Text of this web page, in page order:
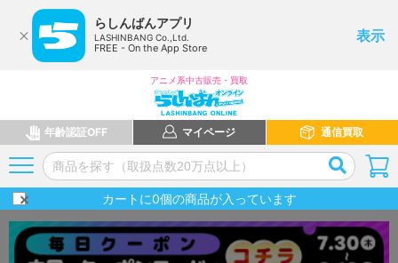
らしんばんアプリ
LASHINBANG Co.,Ltd.
FREE - On the App Store
表示
アニメ系中古販売・買取
年齢認証OFF マイページ 通信買取
カートに0個の商品が入っています